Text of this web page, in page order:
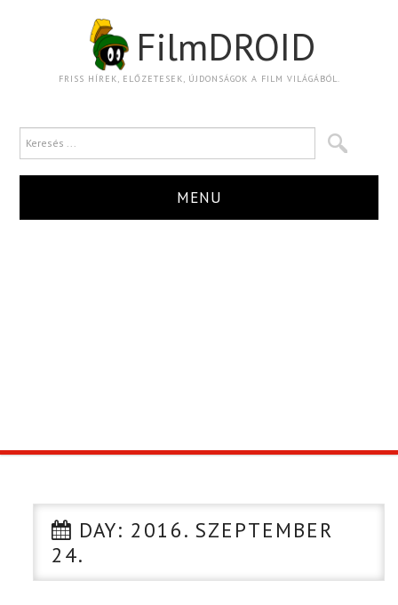
FilmDROID
FRISS HÍREK, ELŐZETESEK, ÚJDONSÁGOK A FILM VILÁGÁBÓL.
MENU
CIKK DAY: 2016. SZEPTEMBER
24.